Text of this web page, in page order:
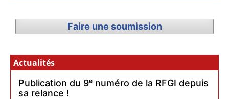
Faire une soumission
Actualités
Publication du 9ᵉ numéro de la RFGI depuis
sa relance !